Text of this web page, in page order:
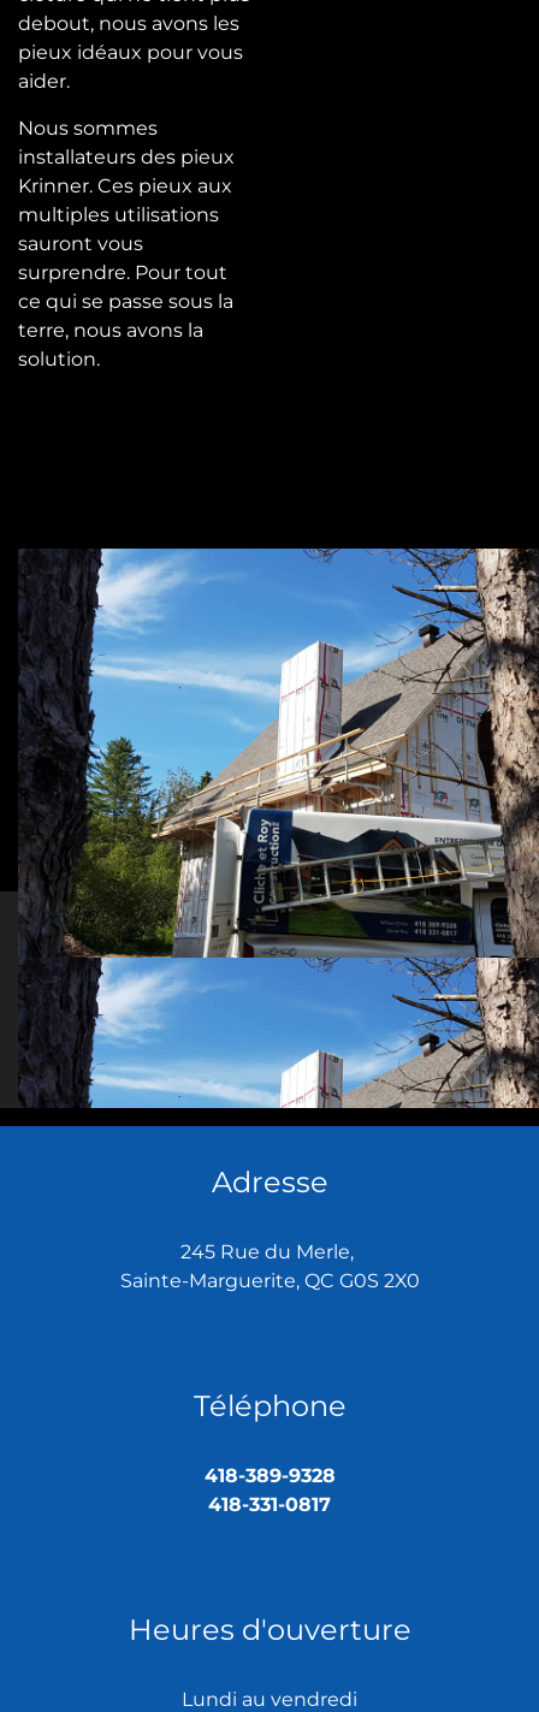
debout, nous avons les
pieux idéaux pour vous
aider.
Nous sommes
installateurs des pieux
Krinner. Ces pieux aux
multiples utilisations
sauront vous
surprendre. Pour tout
ce qui se passe sous la
terre, nous avons la
solution.
Adresse
245 Rue du Merle,
Sainte-Marguerite, QC G0S 2X0
Téléphone
418-389-9328
418-331-0817
Heures d'ouverture
Lundi au vendredi